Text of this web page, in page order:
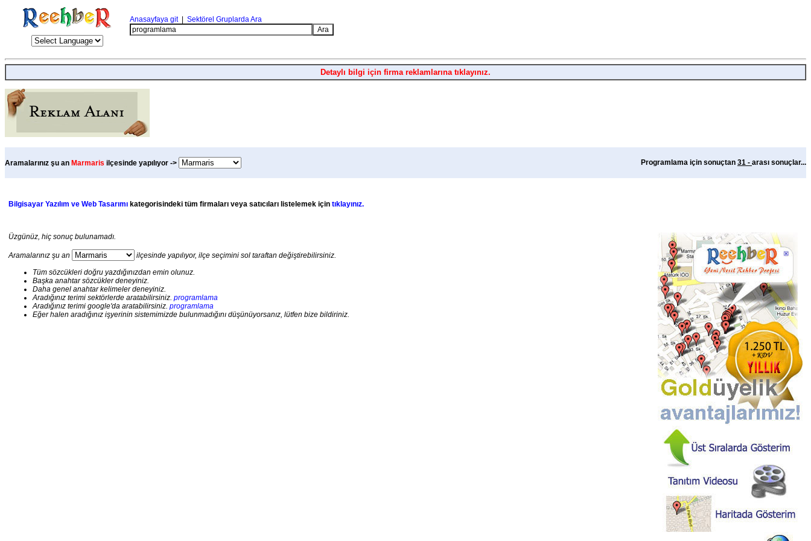
Anasayfaya git| Sektörel Gruplarda Ara
Detaylı bilgi için firma reklamlarına tıklayınız.
Aramalarınız şu an Marmaris ilçesinde yapılıyor -> Programlama için sonuçtan 31 - arası sonuçlar...
Bilgisayar Yazılım ve Web Tasarımı kategorisindeki tüm firmaları veya satıcıları listelemek için tıklayınız.
Üzgünüz, hiç sonuç bulunamadı.
Aramalarınız şu an
ilçesinde yapılıyor, ilçe seçimini sol taraftan değiştirebilirsiniz.
Tüm sözcükleri doğru yazdığınızdan emin olunuz.
Başka anahtar sözcükler deneyiniz.
Daha genel anahtar kelimeler deneyiniz.
Aradığınız terimi sektörlerde aratabilirsiniz. programlama
Aradığınız terimi google'da aratabilirsiniz. programlama
Eğer halen aradığınız işyerinin sistemimizde bulunmadığını düşünüyorsanız, lütfen bize bildiriniz.